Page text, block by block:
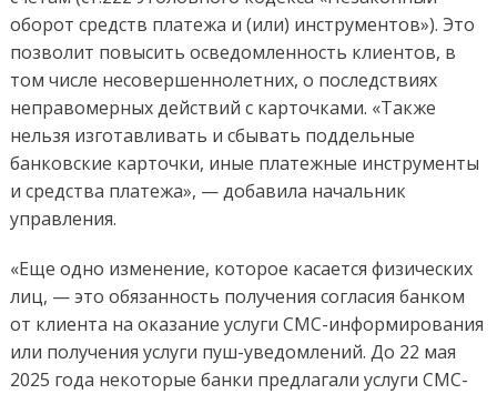
оборот средств платежа и (или) инструментов»). Это
позволит повысить осведомленность клиентов, в
том числе несовершеннолетних, о последствиях
неправомерных действий с карточками. «Также
нельзя изготавливать и сбывать поддельные
банковские карточки, иные платежные инструменты
и средства платежа», — добавила начальник
управления.
«Еще одно изменение, которое касается физических
лиц, — это обязанность получения согласия банком
от клиента на оказание услуги СМС-информирования
или получения услуги пуш-уведомлений. До 22 мая
2025 года некоторые банки предлагали услуги СМС-